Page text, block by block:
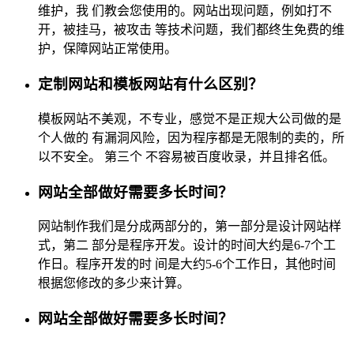
维护，我 们教会您使用的。网站出现问题，例如打不
开，被挂马，被攻击 等技术问题，我们都终生免费的维
护，保障网站正常使用。
定制网站和模板网站有什么区别？
模板网站不美观，不专业，感觉不是正规大公司做的是
个人做的 有漏洞风险，因为程序都是无限制的卖的，所
以不安全。 第三个 不容易被百度收录，并且排名低。
网站全部做好需要多长时间？
网站制作我们是分成两部分的，第一部分是设计网站样
式，第二 部分是程序开发。设计的时间大约是6-7个工
作日。程序开发的时 间是大约5-6个工作日，其他时间
根据您修改的多少来计算。
网站全部做好需要多长时间？